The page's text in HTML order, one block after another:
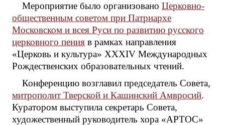
Мероприятие было организовано Церковно-
общественным советом при Патриархе
Московском и всея Руси по развитию русского
церковного пения в рамках направления
«Церковь и культура» XXXIV Международных
Рождественских образовательных чтений.
Конференцию возглавил председатель Совета,
митрополит Тверской и Кашинский Амвросий.
Куратором выступила секретарь Совета,
художественный руководитель хора «АРТОС»